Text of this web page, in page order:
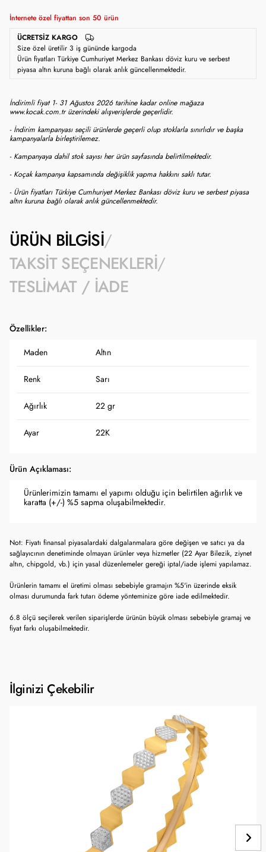
İnternete özel fiyattan son 50 ürün
ÜCRETSIZ KARGO
Size özel üretilir 3 iş gününde kargoda
Ürün fiyatları Türkiye Cumhuriyet Merkez Bankası döviz kuru ve serbest
piyasa altın kuruna bağlı olarak anlık güncellenmektedir.
İndirimli fiyat 1- 31 Ağustos 2026 tarihine kadar online mağaza
www.kocak.com.tr üzerindeki alışverişlerde geçerlidir.
- İndirim kampanyası seçili ürünlerde geçerli olup stoklarla sınırlıdır ve başka
kampanyalarla birleştirilemez.
- Kampanyaya dahil stok sayısı her ürün sayfasında belirtilmektedir.
- Koçak kampanya kapsamında değişiklik yapma hakkını saklı tutar.
- Ürün fiyatları Türkiye Cumhuriyet Merkez Bankası döviz kuru ve serbest piyasa
altın kuruna bağlı olarak anlık güncellenmektedir.
ÜRÜN BILGISI
TAKSIT SEÇENEKLERI
TESLIMAT / İADE
Özellikler:
Maden Altın
Renk Sarı
Ağırlık 22 gr
Ayar 22K
Ürün Açıklaması:
Ürünlerimizin tamamı el yapımı olduğu için belirtilen ağırlık ve
karatta (+/-) %5 sapma oluşabilmektedir.
Not: Fiyatı finansal piyasalardaki dalgalanmalara göre değişen ve satıcı ya da
sağlayıcının denetiminde olmayan ürünler veya hizmetler (22 Ayar Bilezik, ziynet
altın, chipgold, vb.) için yasal düzenlemeler gereği iptal/iade işlemi yapılamaz.
Ürünlerin tamamı el üretimi olması sebebiyle gramajın %5'in üzerinde eksik
olması durumunda fark tutarı ödeme yönteminize göre iade edilmektedir.
6.8 ölçü seçilerek verilen siparişlerde ürünün büyük olması sebebiyle gramaj ve
fiyat farkı oluşabilmektedir.
İlginizi Çekebilir